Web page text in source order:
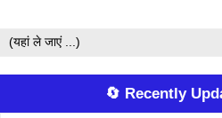
🔄 Recently